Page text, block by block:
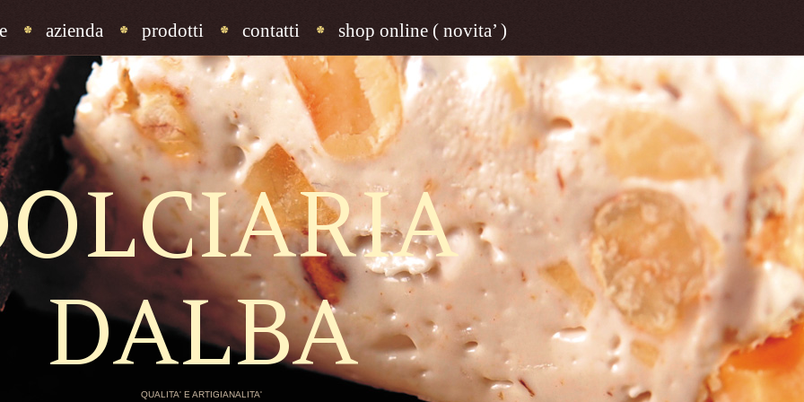
azienda prodotti contatti shop online ( novita’ )
DALBA
QUALITA' E ARTIGIANALITA'